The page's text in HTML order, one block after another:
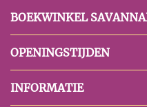
BOEKWINKEL
OPENINGSTIJDEN
INFORMATIE